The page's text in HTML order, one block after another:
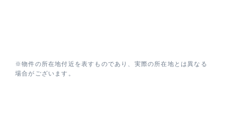
※物件の所在地付近を表すものであり、実際の所在地とは異なる
場合がございます。